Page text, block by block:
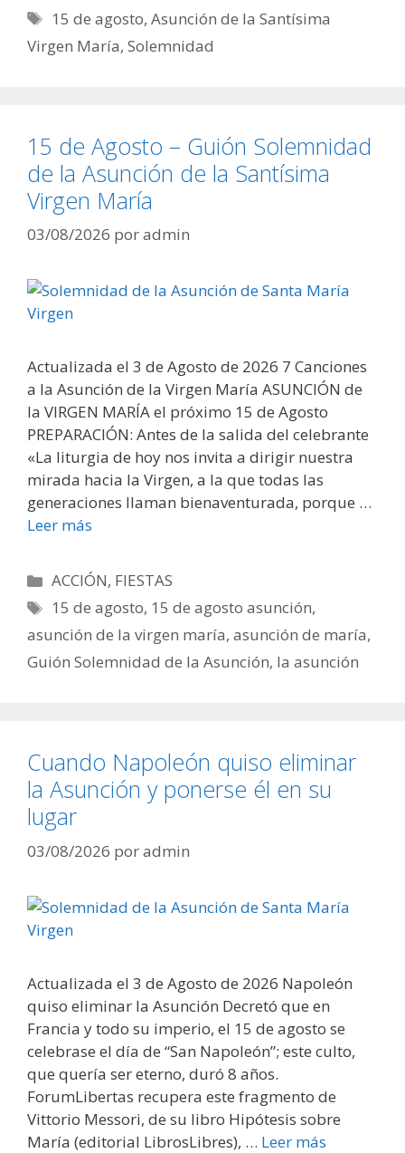
Etiquetas
15 de agosto,Asunción de la Santísima
Virgen María, Solemnidad
15 de Agosto – Guión Solemnidad
de la Asunción de la Santísima
Virgen María
03/08/2026 poradmin
Actualizada el 3 de Agosto de 2026 7 Canciones
a la Asunción de la Virgen María ASUNCIÓN de
la VIRGEN MARÍA el próximo 15 de Agosto
PREPARACIÓN: Antes de la salida del celebrante
«La liturgia de hoy nos invita a dirigir nuestra
mirada hacia la Virgen, a la que todas las
generaciones llaman bienaventurada, porque …
Leer más
Categorías
ACCIÓN, FIESTAS
Etiquetas
15 de agosto, 15 de agosto asunción,
asunción de la virgen maría, asunción de maría,
Guión Solemnidad de la Asunción, la asunción
Cuando Napoleón quiso eliminar
la Asunción y ponerse él en su
lugar
03/08/2026 poradmin
Actualizada el 3 de Agosto de 2026 Napoleón
quiso eliminar la Asunción Decretó que en
Francia y todo su imperio, el 15 de agosto se
celebrase el día de “San Napoleón”; este culto,
que quería ser eterno, duró 8 años.
ForumLibertas recupera este fragmento de
Vittorio Messori, de su libro Hipótesis sobre
María (editorial LibrosLibres), … Leer más